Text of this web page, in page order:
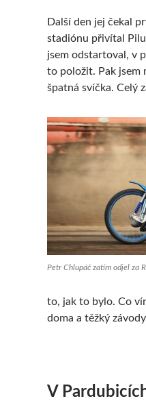
Další den jej čekal
stadiónu přivítal
jsem odstartoval, v
to položit. Pak jsem
špatná svíčka. Celý
Petr Chlupáč zatím odjel za
to, jak to bylo. Co
doma a těžký
V